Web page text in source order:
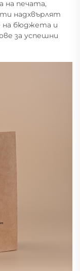
на печата,
надхвърлят
на бюджета и
за успешни